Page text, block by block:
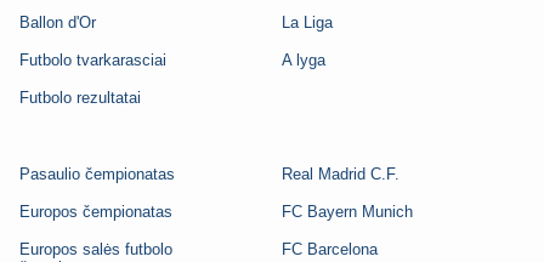
Ballon d'Or
Futbolo tvarkarasciai
Futbolo rezultatai
La Liga
A lyga
Pasaulio čempionatas
Europos čempionatas
Europos salės futbolo
Real Madrid C.F.
FC Bayern Munich
FC Barcelona